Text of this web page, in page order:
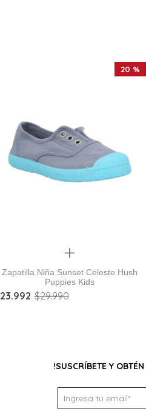
20 %
Quickview
Zapatilla Niña Sunset Celeste Hush
Puppies Kids
23.992 $29.990
!SUSCRÍBETE Y